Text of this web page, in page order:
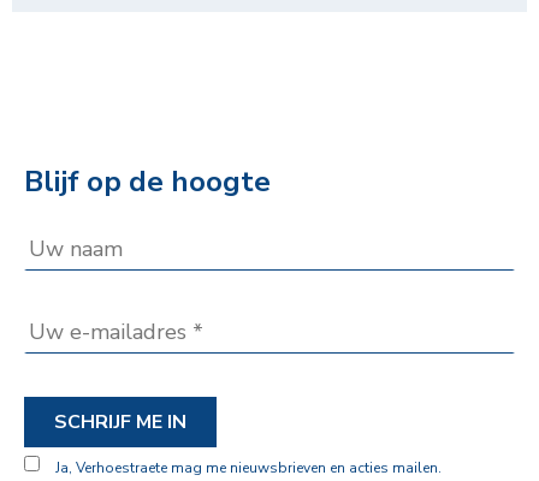
Blijf op de hoogte
SCHRIJF ME IN
Ja, Verhoestraete mag me nieuwsbrieven en acties mailen.